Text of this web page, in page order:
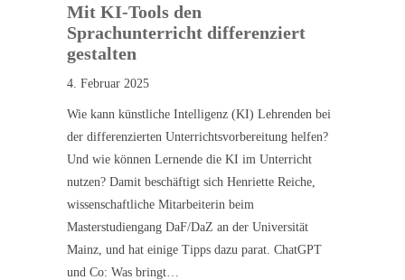
Mit KI-Tools den
Sprachunterricht differenziert
gestalten
4. Februar 2025
Wie kann künstliche Intelligenz (KI) Lehrenden bei
der differenzierten Unterrichtsvorbereitung helfen?
Und wie können Lernende die KI im Unterricht
nutzen? Damit beschäftigt sich Henriette Reiche,
wissenschaftliche Mitarbeiterin beim
Masterstudiengang DaF/DaZ an der Universität
Mainz, und hat einige Tipps dazu parat. ChatGPT
und Co: Was bringt…